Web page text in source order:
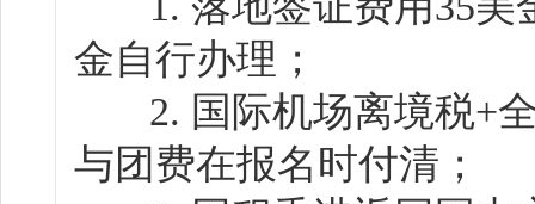
金自行办理；
2. 国际机场离境税+全
与团费在报名时付清；